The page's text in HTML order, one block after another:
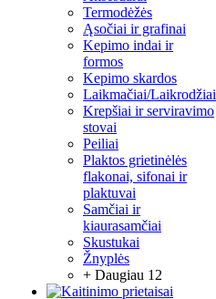
Termodėžės
Ąsočiai ir grafinai
Kepimo indai ir
formos
Kepimo skardos
Laikmačiai/Laikrodžiai
Krepšiai ir serviravimo
stovai
Peiliai
Plaktos grietinėlės
flakonai, sifonai ir
plaktuvai
Samčiai ir
kiaurasamčiai
Skustukai
Žnyplės
+ Daugiau 12